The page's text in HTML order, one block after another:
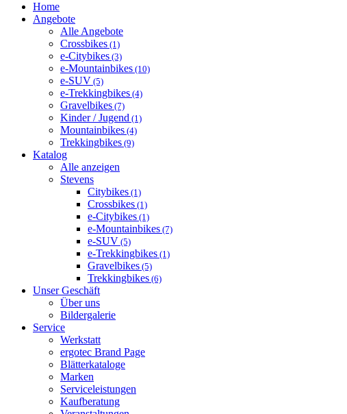
Home
Angebote
Alle Angebote
Crossbikes (1)
e-Citybikes (3)
e-Mountainbikes (10)
e-SUV (5)
e-Trekkingbikes (4)
Gravelbikes (7)
Kinder / Jugend (1)
Mountainbikes (4)
Trekkingbikes (9)
Katalog
Alle anzeigen
Stevens
Citybikes (1)
Crossbikes (1)
e-Citybikes (1)
e-Mountainbikes (7)
e-SUV (5)
e-Trekkingbikes (1)
Gravelbikes (5)
Trekkingbikes (6)
Unser Geschäft
Über uns
Bildergalerie
Service
Werkstatt
ergotec Brand Page
Blätterkataloge
Marken
Serviceleistungen
Kaufberatung